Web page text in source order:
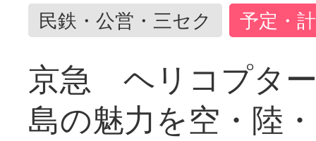
民鉄・公営・三セク 予定・
京急 ヘリコプタ
島の魅力を空・陸